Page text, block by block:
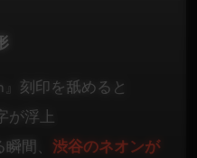
刻印を舐めると
が浮上
間、 渋谷のネオンが